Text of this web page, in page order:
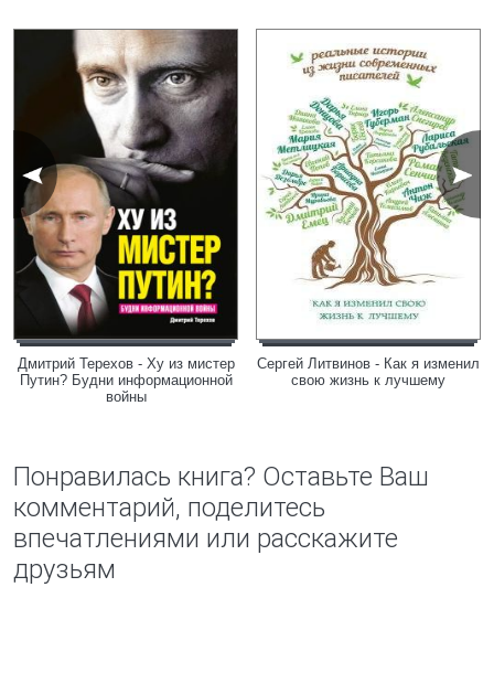
Дмитрий Терехов - Ху из мистер
Путин? Будни информационной
войны
Сергей Литвинов - Как я изменил
свою жизнь к лучшему
Понравилась книга? Оставьте Ваш
комментарий, поделитесь
впечатлениями или расскажите
друзьям